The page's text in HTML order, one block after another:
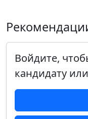
Войдите,
кандидату